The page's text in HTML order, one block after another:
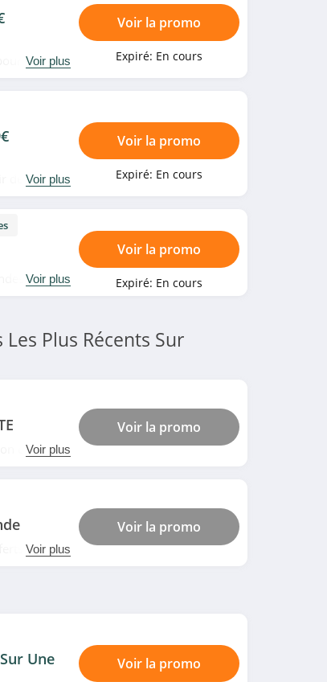
femme
Voir plus
Voir la promo
Expiré: En cours
de 34.99€
Voir plus
Voir la promo
Expiré: En cours
sans
Voir plus
Voir la promo
Expiré: En cours
Plus Récents Sur
etVoir plus
Voir la promo
dès 2
Voir plus
Voir la promo
Une
Voir la promo